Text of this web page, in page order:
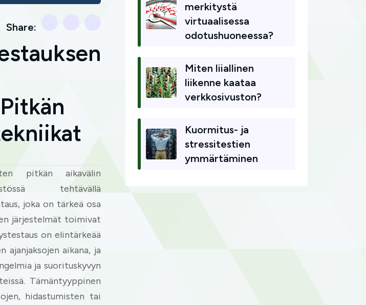
Share:
pitkän aikavälin
tehtävällä
joka on tärkeä osa
järjestelmät toimivat
on elintärkeää
ajanjaksojen aikana, ja
ja suorituskyvyn
Tämäntyyppinen
hidastumisten tai
merkitystä
virtuaalisessa
odotushuoneessa?
Miten liiallinen
liikenne kaataa
verkkosivuston?
Kuormitus- ja
stressitestien
ymmärtäminen